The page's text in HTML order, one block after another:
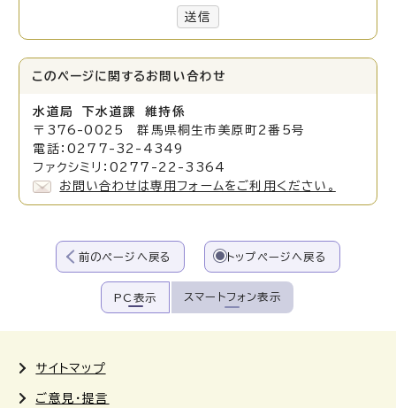
送信
このページに関する お問い合わせ
水道局 下水道課 維持係
〒376-0025 群馬県桐生市美原町2番5号
電話：0277-32-4349
ファクシミリ：0277-22-3364
お問い合わせは専用フォームをご利用ください。
前のページへ戻る トップページへ戻る
PC表示 スマートフォン表示
サイトマップ
ご意見・提言